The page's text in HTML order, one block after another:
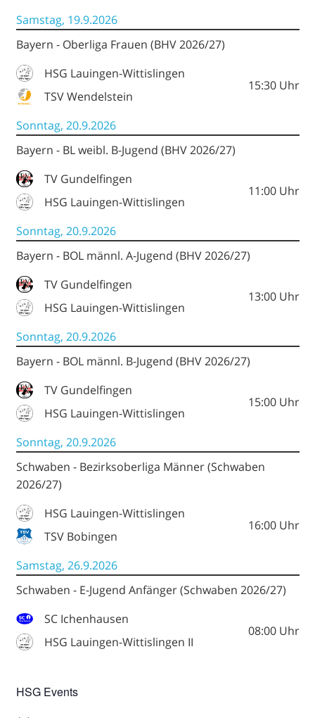
Samstag, 19.9.2026
Bayern - Oberliga Frauen (BHV 2026/27)
HSG Lauingen-Wittislingen
TSV Wendelstein
15:30Uhr
Sonntag, 20.9.2026
Bayern - BL weibl. B-Jugend (BHV 2026/27)
TV Gundelfingen
HSG Lauingen-Wittislingen
11:00Uhr
Sonntag, 20.9.2026
Bayern - BOL männl. A-Jugend (BHV 2026/27)
TV Gundelfingen
HSG Lauingen-Wittislingen
13:00Uhr
Sonntag, 20.9.2026
Bayern - BOL männl. B-Jugend (BHV 2026/27)
TV Gundelfingen
HSG Lauingen-Wittislingen
15:00Uhr
Sonntag, 20.9.2026
Schwaben - Bezirksoberliga Männer (Schwaben
2026/27)
HSG Lauingen-Wittislingen
TSV Bobingen
16:00Uhr
Samstag, 26.9.2026
Schwaben - E-Jugend Anfänger (Schwaben 2026/27)
SC Ichenhausen
HSG Lauingen-Wittislingen II
08:00Uhr
HSG Events